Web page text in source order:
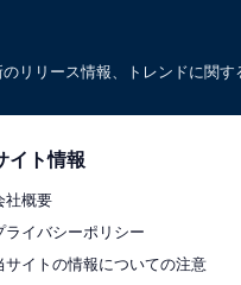
リリース情報、トレンドに関
イト情報
社概要
ライバシーポリシー
サイトの情報についての注意